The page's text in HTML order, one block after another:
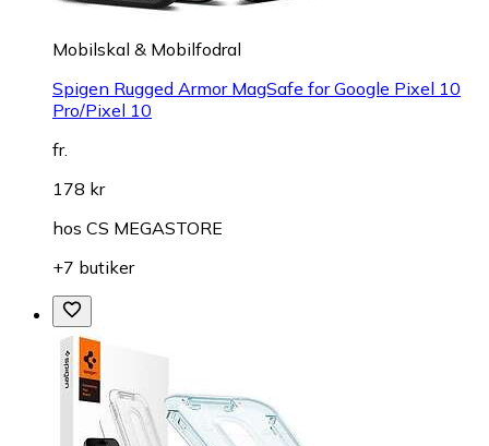
Mobilskal & Mobilfodral
Spigen Rugged Armor MagSafe for Google Pixel 10
Pro/Pixel 10
fr.
178 kr
hos CS MEGASTORE
+7 butiker